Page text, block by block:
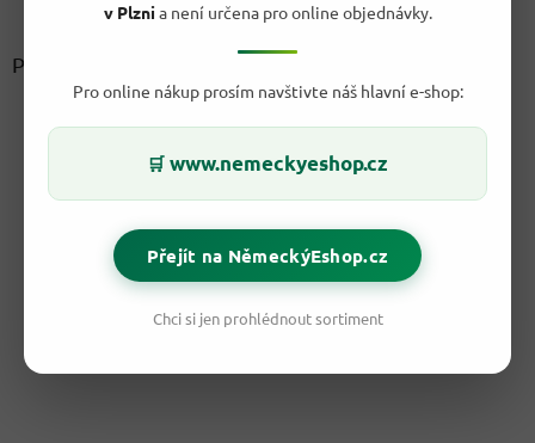
v Plznia není určena pro online objednávky.
Pro online nákup prosím navštivte náš hlavní e-shop:
🛒 www.nemeckyeshop.cz
Přejít na NěmeckýEshop.cz
Chci si jen prohlédnout sortiment
Přijímáme online platby